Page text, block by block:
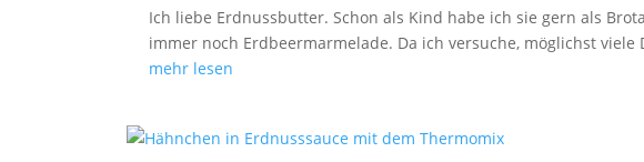
Ich liebe Erdnussbutter. Schon als Kind habe ich sie gern als
immer noch Erdbeermarmelade. Da ich versuche, möglichst
mehr lesen